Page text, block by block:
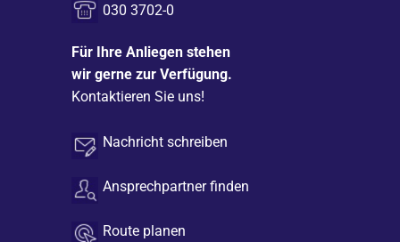
030 3702-0
Für Ihre Anliegen stehen
wir gerne zur Verfügung.
Kontaktieren Sie uns!
Nachricht schreiben
Ansprechpartner finden
Route planen